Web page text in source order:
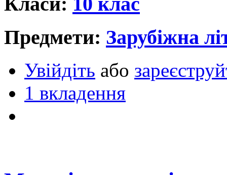
Предмети: Зарубіжна
Увійдіть або
1 вкладення